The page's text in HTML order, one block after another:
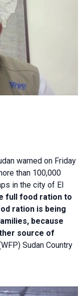
warned on Friday
than 100,000
in the city of El
full food ration to
ration is being
because
source of
Sudan Country